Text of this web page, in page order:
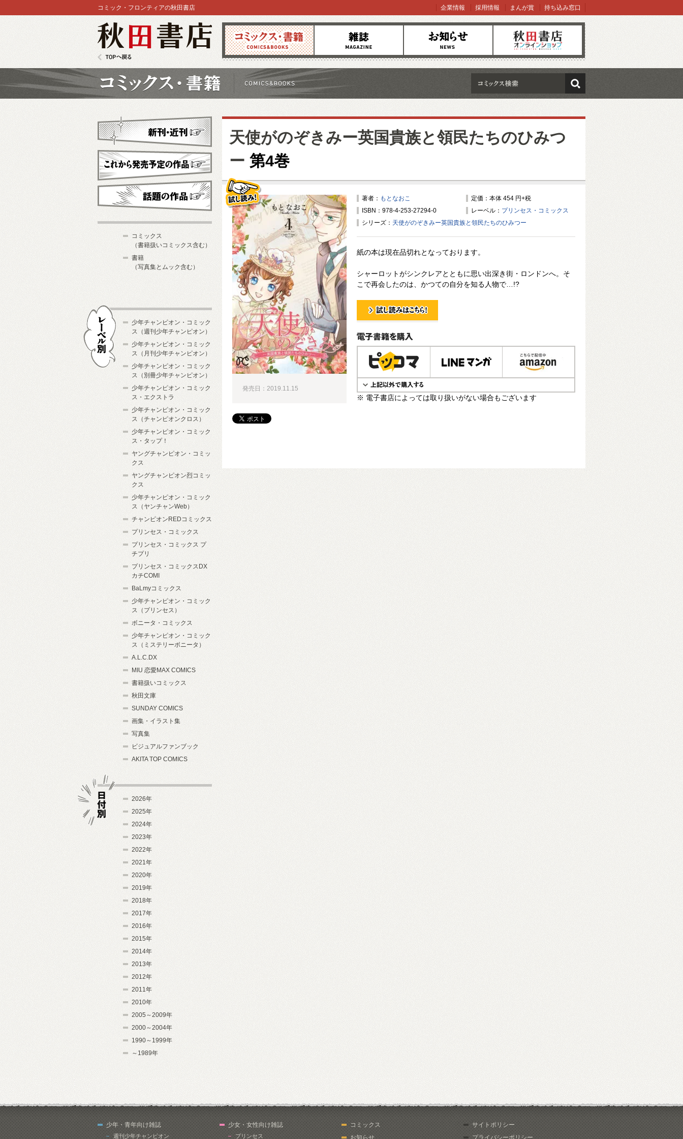
コミックス 雑誌 お知らせ オンラインショップ
コミック・フロンティアの秋田書店 企業情報 採用情報 まんが賞 持ち込み窓口
検索
天使がのぞきみー英国貴族と領民たちのひみつ
ー 第4巻
著者： もとなおこ
定価：本体 454 円+税
ISBN：978-4-253-27294-0
レーベル： プリンセス・コミックス
シリーズ： 天使がのぞきみー英国貴族と領民たちのひみつー
紙の本は現在品切れとなっております。
シャーロットがシンクレアとともに思い出深き街・ロンドンへ。そ
こで再会したのは、かつての自分を知る人物で…!?
試し読み！
電子書籍で購入
※ 電子書店によっては取り扱いがない場合もございます
発売日：2019.11.15
新刊・近刊
これから発売予定
コミックス
（書籍扱いコミックス含む）
書籍
（写真集とムック含む）
少年チャンピオン・コミック
ス（週刊少年チャンピオン）
少年チャンピオン・コミック
ス（月刊少年チャンピオン）
少年チャンピオン・コミック
ス（別冊少年チャンピオン）
少年チャンピオン・コミック
ス・エクストラ
少年チャンピオン・コミック
ス（チャンピオンクロス）
少年チャンピオン・コミック
ス・タップ！
ヤングチャンピオン・コミッ
クス
ヤングチャンピオン烈コミッ
クス
少年チャンピオン・コミック
ス（ヤンチャンWeb）
チャンピオンREDコミックス
プリンセス・コミックス
プリンセス・コミックス プ
チプリ
プリンセス・コミックスDX
カチCOMI
BaLmyコミックス
少年チャンピオン・コミック
ス（プリンセス）
ボニータ・コミックス
少年チャンピオン・コミック
ス（ミステリーボニータ）
A.L.C.DX
MIU 恋愛MAX COMICS
書籍扱いコミックス
秋田文庫
SUNDAY COMICS
画集・イラスト集
写真集
ビジュアルファンブック
AKITA TOP COMICS
2026年
2025年
2024年
2023年
2022年
2021年
2020年
2019年
2018年
2017年
2016年
2015年
2014年
2013年
2012年
2011年
2010年
2005～2009年
2000～2004年
1990～1999年
～1989年
少年・青年向け雑誌
週刊少年チャンピオン
少女・女性向け雑誌
プリンセス
コミックス
お知らせ
サイトポリシー
プライバシーポリシー